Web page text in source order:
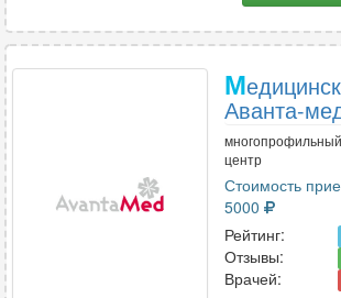
М
Аванта-
центр
Стоимость
5000
Рейтинг:
Отзывы:
Врачей: